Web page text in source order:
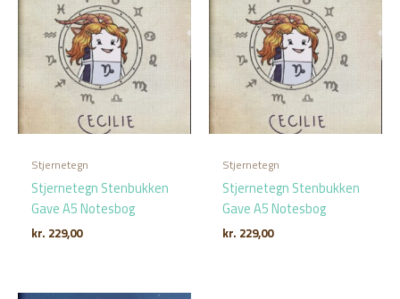
Stjernetegn
Stjernetegn Stenbukken
Gave A5 Notesbog
kr. 229,00
Stjernetegn
Stjernetegn Stenbukken
Gave A5 Notesbog
kr. 229,00